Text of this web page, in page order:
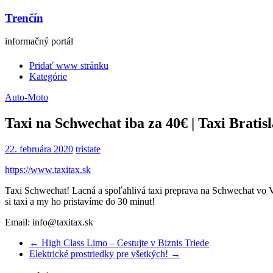
Trenčín
informačný portál
Pridať www stránku
Kategórie
Auto-Moto
Taxi na Schwechat iba za 40€ | Taxi
22. februára 2020 tristate
https://www.taxitax.sk
Taxi Schwechat! Lacná a spoľahlivá taxi preprava na Schwechat vo
si taxi a my ho pristavíme do 30 minut!
Email: info@taxitax.sk
← High Class Limo – Cestujte v Biznis Triede
Elektrické prostriedky pre všetkých! →